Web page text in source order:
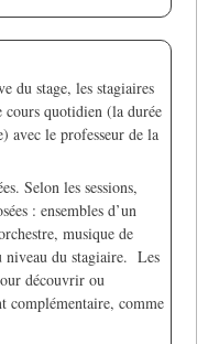
du stage, les stagiaires
quotidien (la durée
avec le professeur de la
Selon les sessions,
: ensembles d’un
musique de
niveau du stagiaire. Les
découvrir ou
complémentaire, comme